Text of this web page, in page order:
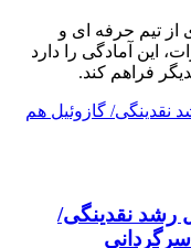
از تیم حرفه ای و
این آمادگی را دارد
فراهم کند.
رشد نقدینگی/